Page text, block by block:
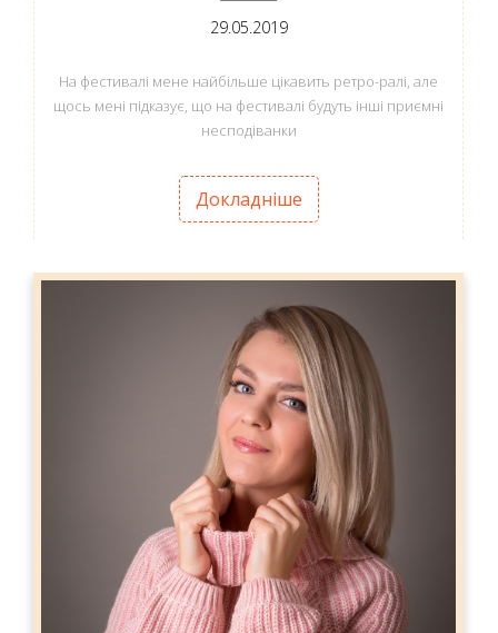
29.05.2019
На фестивалі мене найбільше цікавить ретро-ралі, але
щось мені підказує, що на фестивалі будуть інші приємні
несподіванки
Докладніше